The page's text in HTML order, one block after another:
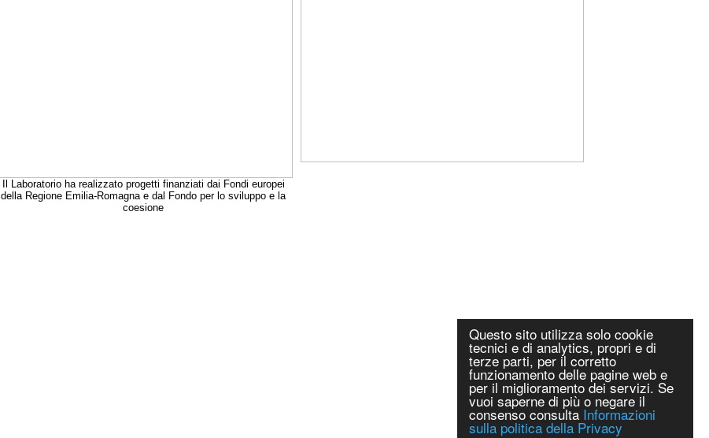
Questo sito utilizza solo cookie
tecnici e di analytics, propri e di
terze parti, per il corretto
funzionamento delle pagine web e
per il miglioramento dei servizi. Se
vuoi saperne di più o negare il
consenso consulta Informazioni
sulla politica della Privacy
Il Laboratorio ha realizzato progetti finanziati dai Fondi europei
della Regione Emilia-Romagna e dal Fondo per lo sviluppo e la
coesione